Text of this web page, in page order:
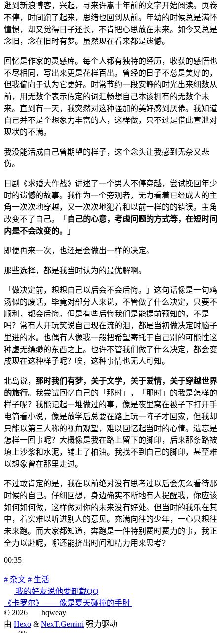
逛到新浪博客，兴起，寻来许嵩十年前的文字开始阅读。页卷
不停，时间跑了起来，思绪也回到从前。年幼的时候总是满怀
憧憬，却又觉得日子还长，不肯把心思放在未来。如今又总是
念旧，念在旧时有梦。虽然现在看来都是遗憾。
回忆是作家的灵感库。每个人都有独特的经历，收获的感悟也
不尽相同，写出来更是花样百出。曾经的日子不总是美好的，
但我偏向于认为它更好。时常节约一段安静的时光出来细数从
前，用无数个表示假定的词汇畅想自己本该拥有的无数个未
来。直到有一天，我突然对这种强加的美好感到厌倦。我知道
自己并不是个想象力丰富的人，这样做，只不过是借此宣泄对
现状的不满。
我没能活成自己曾期望的样子，这个念头让我感到无奈又悲
伤。
日剧《求婚大作战》讲述了一个男人不停穿越，尝试挽回年少
时的遗憾的故事。我作为一个旁观者，无力看着已经成人的主
角一次次地穿越，又一次次地犯着和以前一样的的错误。主角
改变不了自己。「 自己的心意，考虑问题的方式等，在短时间
内是不会改变的。
」
即便再来一次，也还是会做出一样的决定。
那些选择，都是我当时认为的最优解啊。
「做决定前，想想自己以后会不会后悔。」这句话像是一句鸡
汤似的废话，毕竟对部分人来说，不管做了什么决定，只要不
顺利，都会后悔。但是有些后悔我们是能提前预知的，不是
吗？常有人开玩笑说自己现在流的泪，都是当初做决定时脑子
里进的水。也偶有人像我一般把希望寄托于自己别的可能性这
种虚无缥缈的东西之上。也许不管我们做了什么决定，都会变
成现在这种样子呢？唉，这种事情也无人可知。
北岛说， 那时我们有梦，关于文学，关于爱情，关于穿越世界
的旅行。我尝试回忆自己的「那时」，「那时」的我是怎样的
样子呢？我能记起一堆做过的事，像是夜里窝在被子下打开手
电筒看小说，像是放学后总要在路上玩一阵子才回家，但我却
只能以第三人称的视角观望，难以回忆起当时的心情。遗忘是
怎样一回事呢？大概像是我在路上留下的脚印，后来那条路被
填上沙浆和水泥，铺上了柏油。我找不到自己的脚印，甚至难
以想象曾在那里走过。
不过敢肯定的是，我在以前绝对没有思考过以后会怎么看待那
时候的自己。仔细回想，身边确实不断地有人提醒我，你应该
如何如何做，这样做对你的未来没有好处。但当时的我乐在其
中，着实难以听进别人的意见。充满向往的少年，一心只想往
未来跑。而大家都知道，奔跑是一件特别费时费力的事，我正
全力以赴呢，哪还能挤出时间和精力用来思考？
00:35
# 杂文 # 生活
我的好友说他要卸载QQ
《卡罗尔》——像是夏天碰撞的手肘
© 2026
hqweay
由 Hexo & NexT.Gemini 强力驱动